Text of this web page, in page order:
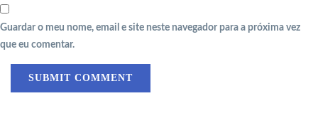
Guardar o meu nome, email e site neste navegador para a próxima vez
que eu comentar.